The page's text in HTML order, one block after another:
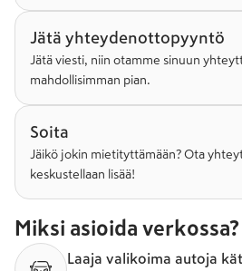
Jätä yhteydenottopyyntö
Jätä viesti, niin otamme sinuun
mahdollisimman pian.
Soita
Jäikö jokin mietityttämään? Ota
keskustellaan lisää!
Miksi asioida verkossa?
Laaja valikoima autoja